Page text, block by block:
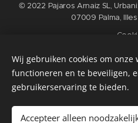
Añadir
© 2022 Pajaros Arnaiz SL,
07009 Palma,
Nederlands
English
Wij gebruiken cookies om onze
functioneren en te beveiligen,
gebruikerservaring te bieden.
Accepteer alleen